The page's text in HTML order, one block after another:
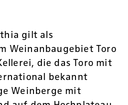
gilt als
Weinanbaugebiet Toro
die das Toro mit
bekannt
Weinberge mit